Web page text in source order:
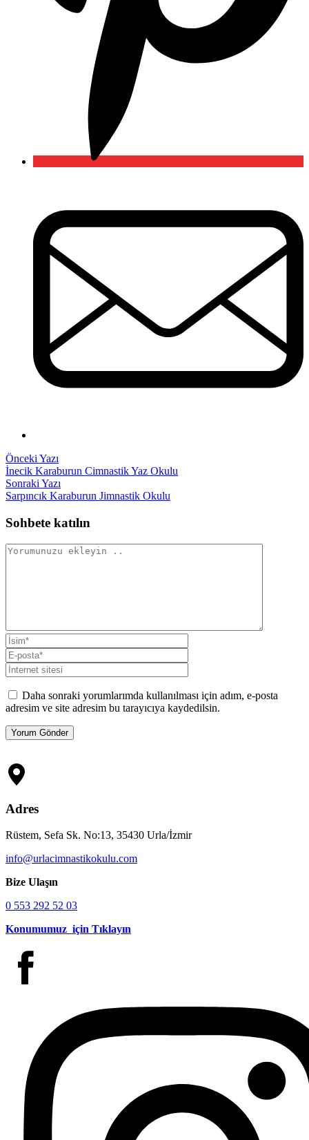
Yazı
gezinmesi
Önceki Yazı
yazı:
İnecik Karaburun Cimnastik Yaz Okulu
Sonraki Yazı
yazı:
Sarpıncık Karaburun Jimnastik Okulu
Sohbete katılın
Daha sonraki yorumlarımda kullanılması için adım, e-posta
adresim ve site adresim bu tarayıcıya kaydedilsin.
Adres
Rüstem, Sefa Sk. No:13, 35430 Urla/İzmir
info@urlacimnastikokulu.com
Bize Ulaşın
0 553 292 52 03
Konumumuz için Tıklayın